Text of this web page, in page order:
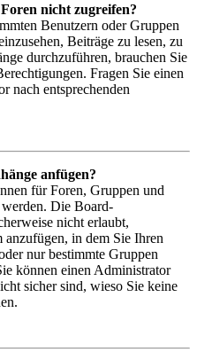
nicht zugreifen?
Benutzern oder Gruppen
Beiträge zu lesen, zu
durchzuführen, brauchen Sie
Fragen Sie einen
nach entsprechenden
anfügen?
für Foren, Gruppen und
Die Board-
nicht erlaubt,
in dem Sie Ihren
nur bestimmte Gruppen
können einen Administrator
sicher sind, wieso Sie keine